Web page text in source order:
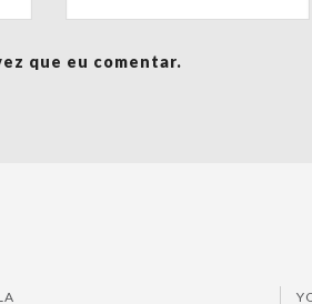
que eu comentar.